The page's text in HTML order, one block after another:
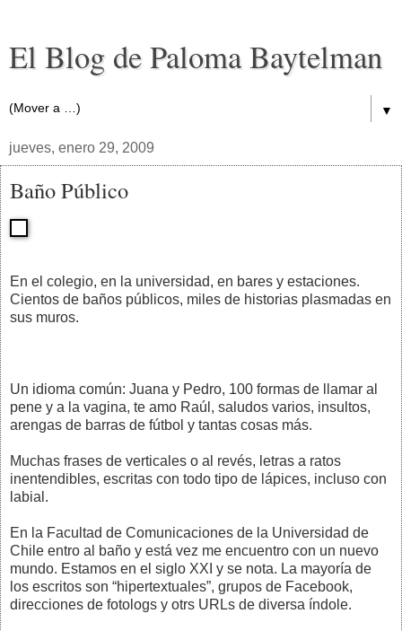
El Blog de Paloma Baytelman
▼
jueves, enero 29, 2009
Baño Público
En el colegio, en la universidad, en bares y estaciones.
Cientos de baños públicos, miles de historias plasmadas en
sus muros.
Un idioma común: Juana y Pedro, 100 formas de llamar al
pene y a la vagina, te amo Raúl, saludos varios, insultos,
arengas de barras de fútbol y tantas cosas más.
Muchas frases de verticales o al revés, letras a ratos
inentendibles, escritas con todo tipo de lápices, incluso con
labial.
En la Facultad de Comunicaciones de la Universidad de
Chile entro al baño y está vez me encuentro con un nuevo
mundo. Estamos en el siglo XXI y se nota. La mayoría de
los escritos son “hipertextuales”, grupos de Facebook,
direcciones de fotologs y otrs URLs de diversa índole.